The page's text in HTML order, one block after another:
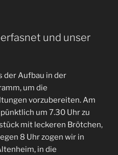
und unser
der Aufbau in der
um die
vorzubereiten. Am
um 7.30 Uhr zu
mit leckeren Brötchen,
8 Uhr zogen wir in
in die